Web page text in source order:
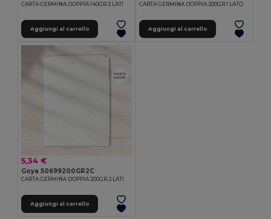
CARTA GERMINA DOPPIA 140GR 2 LATI
Aggiungi al carrello
CARTA GERMINA DOPPIA 200GR 1 LATO
Aggiungi al carrello
5,34 €
Goya 50699200GR2C
CARTA GERMINA DOPPIA 200GR 2 LATI
Aggiungi al carrello